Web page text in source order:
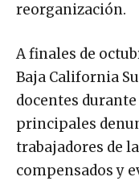
reorganización.
A finales de
Baja California
docentes
principales
trabajadores de
compensados y